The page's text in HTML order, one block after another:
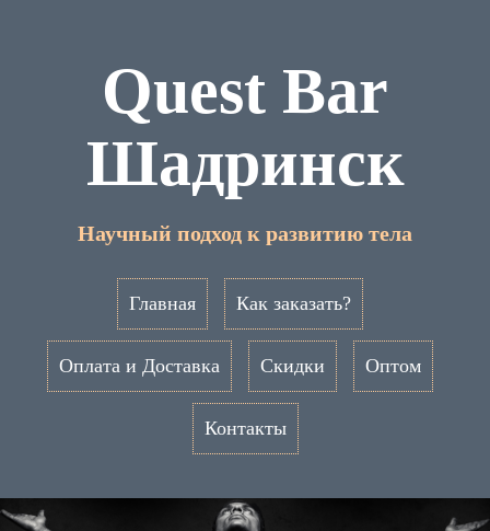
Quest Bar
Шадринск
Научный подход к развитию тела
Главная Как заказать?
Оплата и Доставка Скидки Оптом
Контакты